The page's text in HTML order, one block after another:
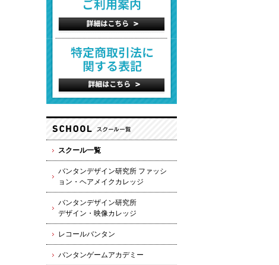
スクール一覧
バンタンデザイン研究所 ファッシ
ョン・ヘアメイクカレッジ
バンタンデザイン研究所
デザイン・映像カレッジ
レコールバンタン
バンタンゲームアカデミー